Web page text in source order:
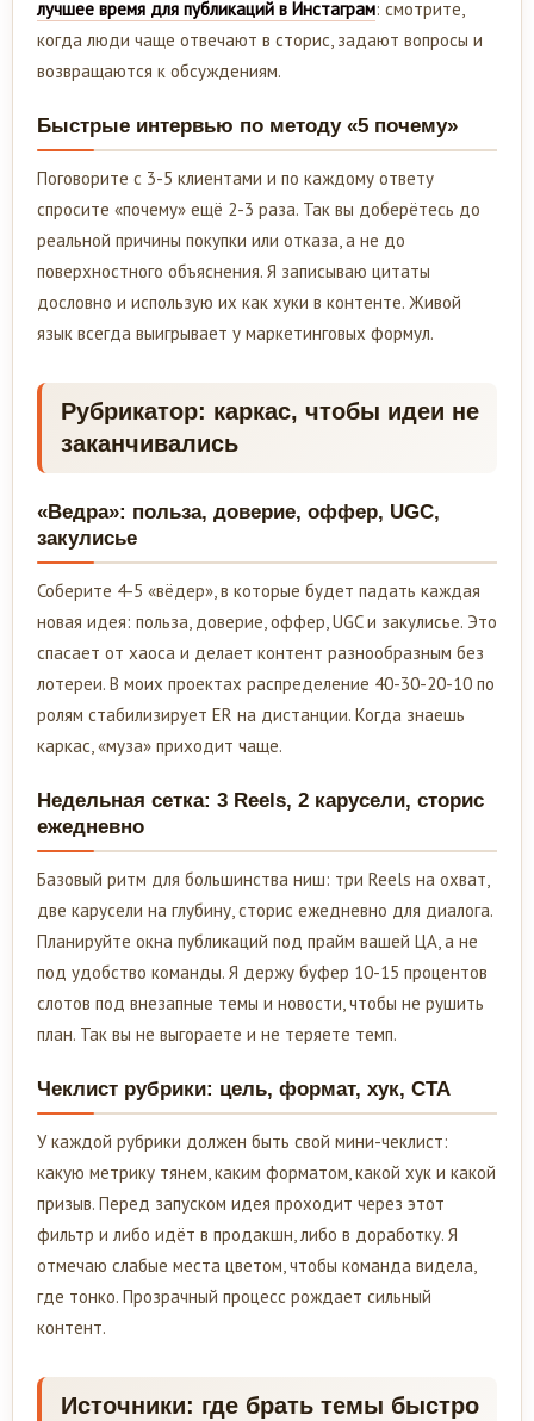
лучшее время для публикаций в Инстаграм: смотрите,
когда люди чаще отвечают в сторис, задают вопросы и
возвращаются к обсуждениям.
Быстрые интервью по методу «5 почему»
Поговорите с 3-5 клиентами и по каждому ответу
спросите «почему» ещё 2-3 раза. Так вы доберётесь до
реальной причины покупки или отказа, а не до
поверхностного объяснения. Я записываю цитаты
дословно и использую их как хуки в контенте. Живой
язык всегда выигрывает у маркетинговых формул.
Рубрикатор: каркас, чтобы идеи не
заканчивались
«Ведра»: польза, доверие, оффер, UGC,
закулисье
Соберите 4-5 «вёдер», в которые будет падать каждая
новая идея: польза, доверие, оффер, UGC и закулисье. Это
спасает от хаоса и делает контент разнообразным без
лотереи. В моих проектах распределение 40-30-20-10 по
ролям стабилизирует ER на дистанции. Когда знаешь
каркас, «муза» приходит чаще.
Недельная сетка: 3 Reels, 2 карусели, сторис
ежедневно
Базовый ритм для большинства ниш: три Reels на охват,
две карусели на глубину, сторис ежедневно для диалога.
Планируйте окна публикаций под прайм вашей ЦА, а не
под удобство команды. Я держу буфер 10-15 процентов
слотов под внезапные темы и новости, чтобы не рушить
план. Так вы не выгораете и не теряете темп.
Чеклист рубрики: цель, формат, хук, CTA
У каждой рубрики должен быть свой мини-чеклист:
какую метрику тянем, каким форматом, какой хук и какой
призыв. Перед запуском идея проходит через этот
фильтр и либо идёт в продакшн, либо в доработку. Я
отмечаю слабые места цветом, чтобы команда видела,
где тонко. Прозрачный процесс рождает сильный
контент.
Источники: где брать темы быстро